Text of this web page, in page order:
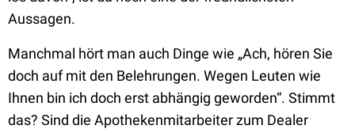
Aussagen.
Manchmal hört man auch Dinge wie „Ach, hören Sie
doch auf mit den Belehrungen. Wegen Leuten wie
Ihnen bin ich doch erst abhängig geworden“. Stimmt
das? Sind die Apothekenmitarbeiter zum Dealer